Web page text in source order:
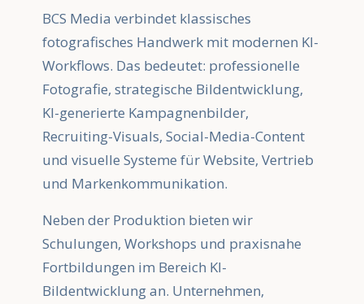
BCS Media verbindet klassisches
fotografisches Handwerk mit modernen KI-
Workflows. Das bedeutet: professionelle
Fotografie, strategische Bildentwicklung,
KI-generierte Kampagnenbilder,
Recruiting-Visuals, Social-Media-Content
und visuelle Systeme für Website, Vertrieb
und Markenkommunikation.
Neben der Produktion bieten wir
Schulungen, Workshops und praxisnahe
Fortbildungen im Bereich KI-
Bildentwicklung an. Unternehmen,